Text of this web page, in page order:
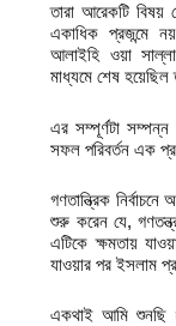
তারা আরেকটি
একাধিক প্রজন্মে
আলাইহি ওয়া
মাধ্যমে শেষ
এর সম্পূর্ণটা
সফল পরিবর্তন এক
গণতান্ত্রিক
শুরু করেন যে,
এটিকে ক্ষমতায়
যাওয়ার পর ইসলাম
একথাই আমি শুনছি